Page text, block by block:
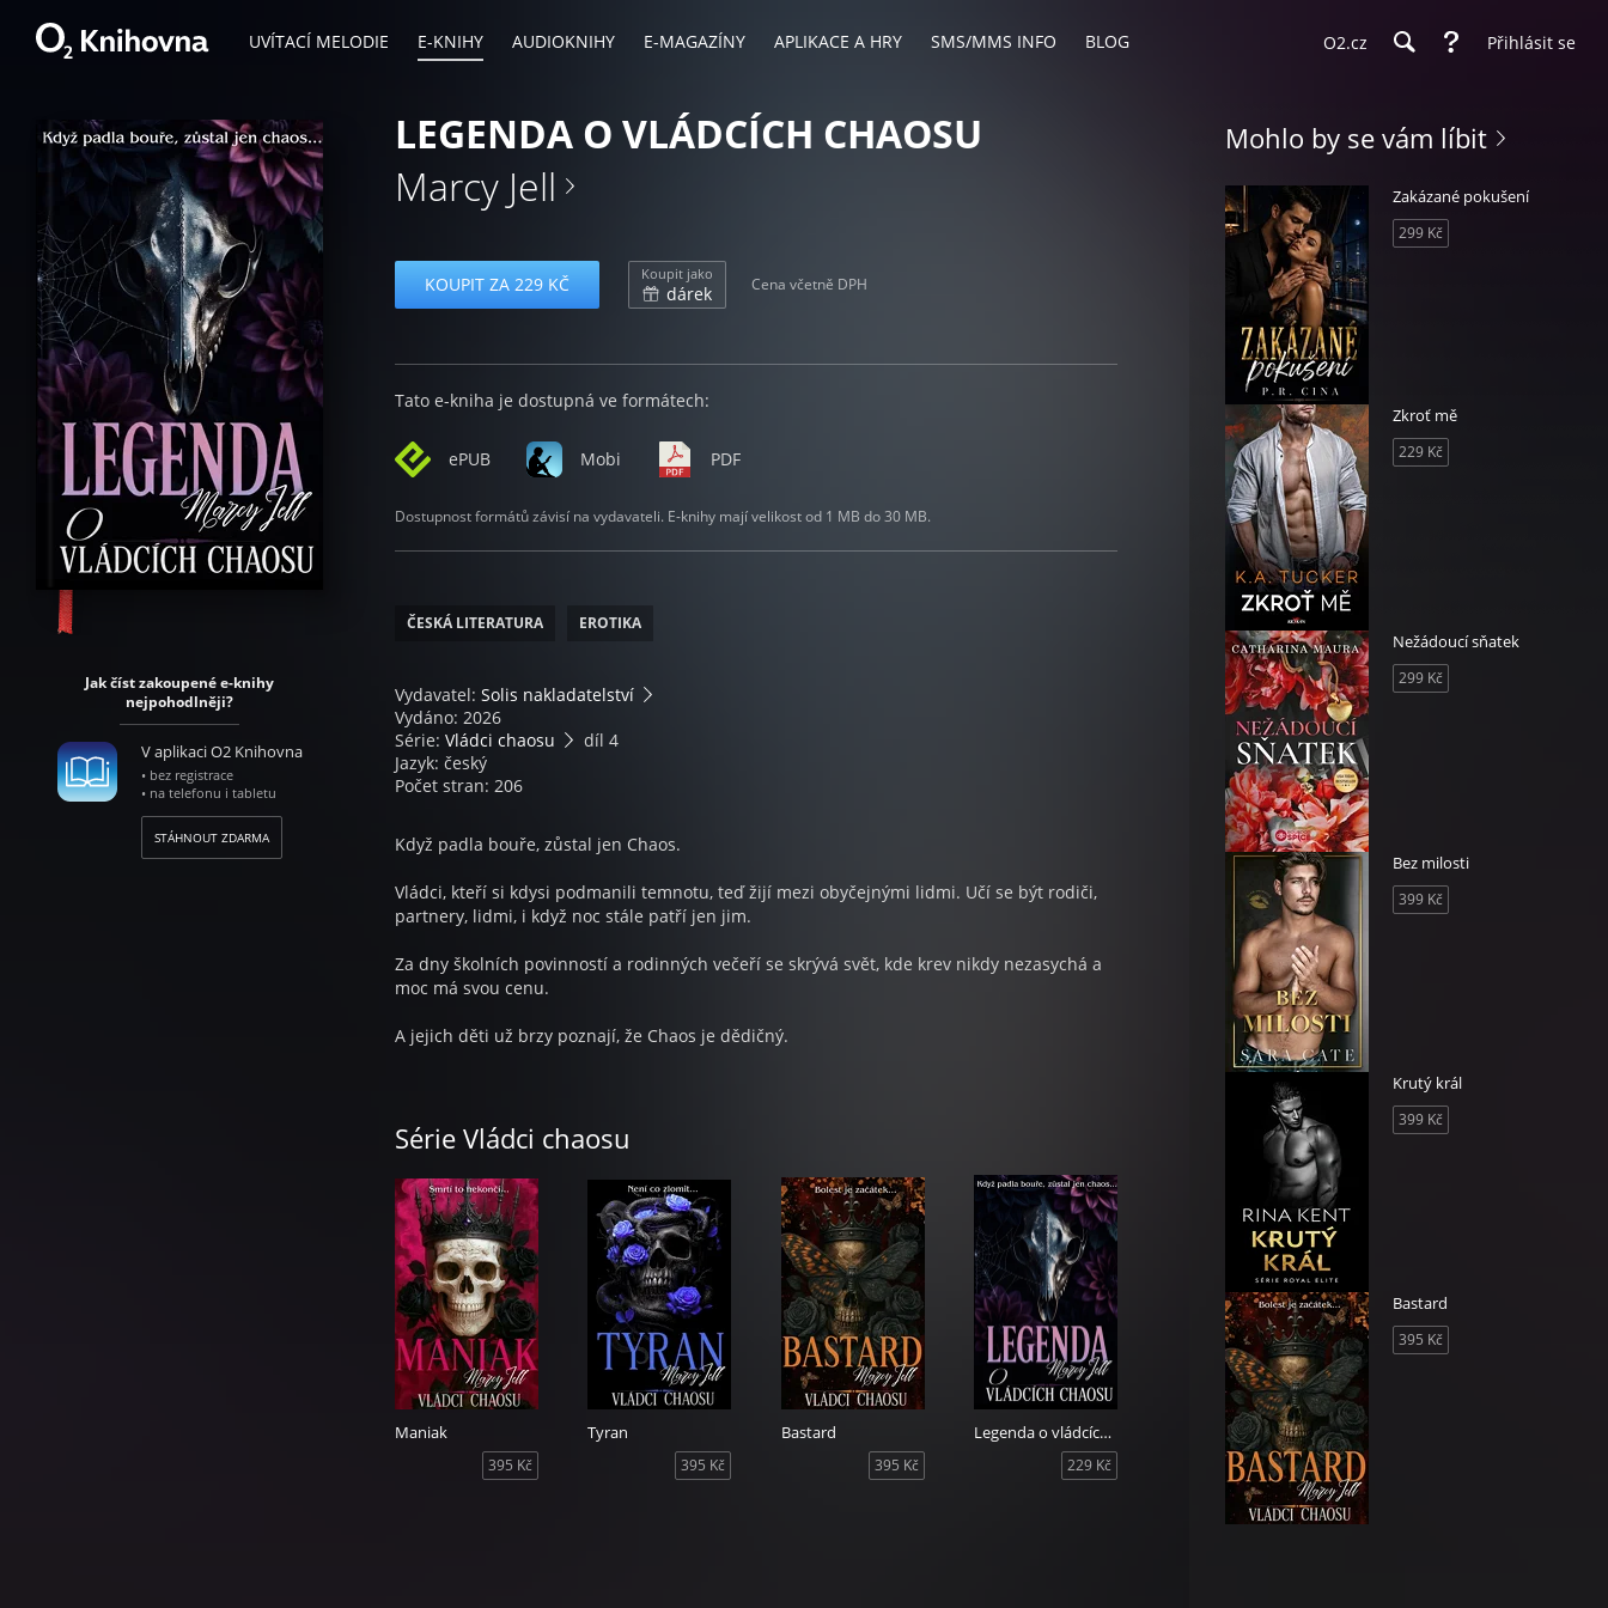
UVÍTACÍ MELODIE E-KNIHY AUDIOKNIHY E-MAGAZÍNY APLIKACE A HRY SMS/MMS INFO BLOG O2.cz Přihlásit se
Jak číst zakoupené e-knihy
nejpohodlněji?
V aplikaci O2 Knihovna
• bez registrace
• na telefonu i tabletu
STÁHNOUT ZDARMA
LEGENDA O VLÁDCÍCH CHAOSU
Marcy Jell
KOUPIT ZA 229 KČ Koupit jako
dárek Cena včetně DPH
Tato e-kniha je dostupná ve formátech:
ePUB Mobi PDF
Dostupnost formátů závisí na vydavateli. E-knihy mají velikost od 1 MB do 30 MB.
ČESKÁ LITERATURA EROTIKA
Vydavatel: Solis nakladatelství
Vydáno: 2026
Série: Vládci chaosu
díl 4
Jazyk: český
Počet stran: 206
Když padla bouře, zůstal jen Chaos.
Vládci, kteří si kdysi podmanili temnotu, teď žijí mezi obyčejnými lidmi. Učí se být rodiči,
partnery, lidmi, i když noc stále patří jen jim.
Za dny školních povinností a rodinných večeří se skrývá svět, kde krev nikdy nezasychá a
moc má svou cenu.
A jejich děti už brzy poznají, že Chaos je dědičný.
Série Vládci chaosu
Maniak
395 Kč
Tyran
395 Kč
Bastard
395 Kč
Legenda o vládcích chaosu
229 Kč
Mohlo by se vám líbit
Zakázané pokušení
299 Kč
Zkroť mě
229 Kč
Nežádoucí sňatek
299 Kč
Bez milosti
399 Kč
Krutý král
399 Kč
Bastard
395 Kč